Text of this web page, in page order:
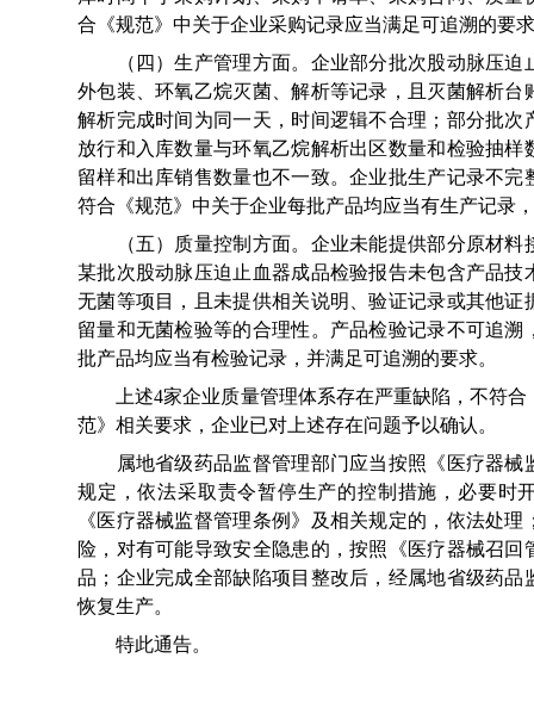
合《规范》中关于企业采购记录应当满足可追溯的要
（四）生产管理方面。企业部分批次股动脉压迫
外包装、环氧乙烷灭菌、解析等记录，且灭菌解析台
解析完成时间为同一天，时间逻辑不合理；部分批次
放行和入库数量与环氧乙烷解析出区数量和检验抽样
留样和出库销售数量也不一致。企业批生产记录不完
符合《规范》中关于企业每批产品均应当有生产记录
（五）质量控制方面。企业未能提供部分原材料
某批次股动脉压迫止血器成品检验报告未包含产品技
无菌等项目，且未提供相关说明、验证记录或其他证
留量和无菌检验等的合理性。产品检验记录不可追溯
批产品均应当有检验记录，并满足可追溯的要求。
上述4家企业质量管理体系存在严重缺陷，不符合
范》相关要求，企业已对上述存在问题予以确认。
属地省级药品监督管理部门应当按照《医疗器械
规定，依法采取责令暂停生产的控制措施，必要时
《医疗器械监督管理条例》及相关规定的，依法处
险，对有可能导致安全隐患的，按照《医疗器械召回
品；企业完成全部缺陷项目整改后，经属地省级药品
恢复生产。
特此通告。